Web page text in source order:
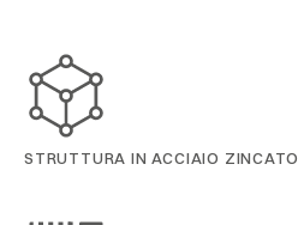
STRUTTURA IN ACCIAIO ZINCATO